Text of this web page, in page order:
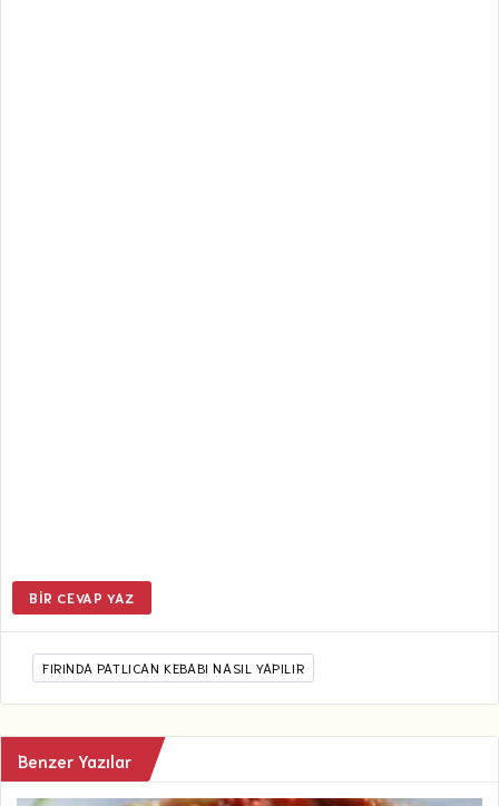
BIR CEVAP YAZ
FIRINDA PATLICAN KEBABI NASIL YAPILIR
Benzer Yazılar